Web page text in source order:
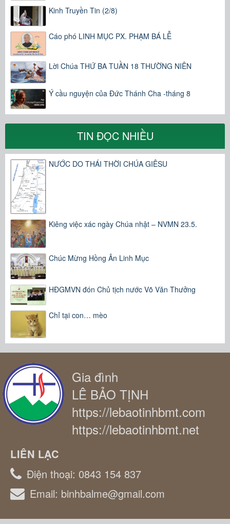
Kinh Truyền Tin (2/8)
Cáo phó LINH MỤC PX. PHẠM BÁ LỄ
Lời Chúa THỨ BA TUẦN 18 THƯỜNG NIÊN
Ý cầu nguyện của Đức Thánh Cha -tháng 8
TIN ĐỌC NHIỀU
NƯỚC DO THÁI THỜI CHÚA GIÊSU
Kiêng việc xác ngày Chúa nhật – NVMN 23.5.
Chúc Mừng Hồng Ân Linh Mục
HĐGMVN đón Chủ tịch nước Võ Văn Thưởng
Chỉ tại con… mèo
Gia đình
LÊ BẢO TỊNH
https://lebaotinhbmt.com
https://lebaotinhbmt.net
LIÊN LẠC
Điện thoại: 0843 154 837
Email: binhbalme@gmail.com